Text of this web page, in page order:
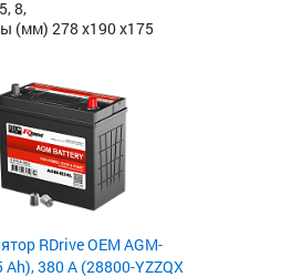
8,
(мм) 278 x190 x175
RDrive OEM AGM-
Ah), 380 А (28800-YZZQX